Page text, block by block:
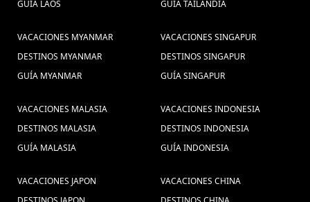
Excurcões na Tailândia (1) ,
Consejos de viajes
Vietnam (1) , Indonésia (1) , Viajar a Mianmar (1) ,
Tripadvisor (1) , experiencia de viaje (1) ,
Camboja (1) ,
Laos (1) ,Viajes en familia
Trips (1) , Guia de viajes vietnam e indochina (3) ,
vacaciones birmania (6) ,
guia de laos (3) ,
Viajes a Vietnam Viaje a Vietnam
(1) ,Pacotes de viagens Mianmar (1) ,Guia de
GUÍA LAOS
GUÍA TAILANDIA
VACACIONES MYANMAR
DESTINOS MYANMAR
GUÍA MYANMAR
VACACIONES SINGAPUR
DESTINOS SINGAPUR
GUÍA SINGAPUR
VACACIONES MALASIA
DESTINOS MALASIA
GUÍA MALASIA
VACACIONES INDONESIA
DESTINOS INDONESIA
GUÍA INDONESIA
VACACIONES JAPON
VACACIONES CHINA